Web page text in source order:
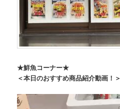
★鮮魚コーナー★
＜本日のおすすめ商品紹介動画！＞
動